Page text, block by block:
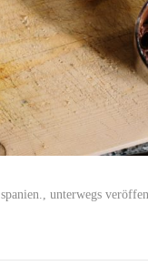
spanien., unterwegs